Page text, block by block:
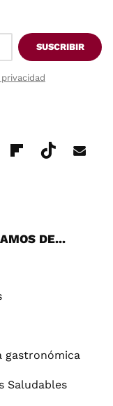
SUSCRIBIR
DE...
gastronómica
Saludables